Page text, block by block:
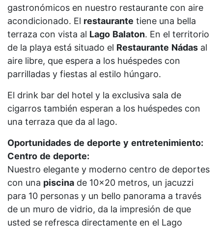
gastronómicos en nuestro restaurante con aire
acondicionado. El restaurante tiene una bella
terraza con vista al Lago Balaton. En el territorio
de la playa está situado el Restaurante Nádas al
aire libre, que espera a los huéspedes con
parrilladas y fiestas al estilo húngaro.
El drink bar del hotel y la exclusiva sala de
cigarros también esperan a los huéspedes con
una terraza que da al lago.
Oportunidades de deporte y entretenimiento:
Centro de deporte:
Nuestro elegante y moderno centro de deportes
con una piscina de 10x20 metros, un jacuzzi
para 10 personas y un bello panorama a través
de un muro de vidrio, da la impresión de que
usted se refresca directamente en el Lago